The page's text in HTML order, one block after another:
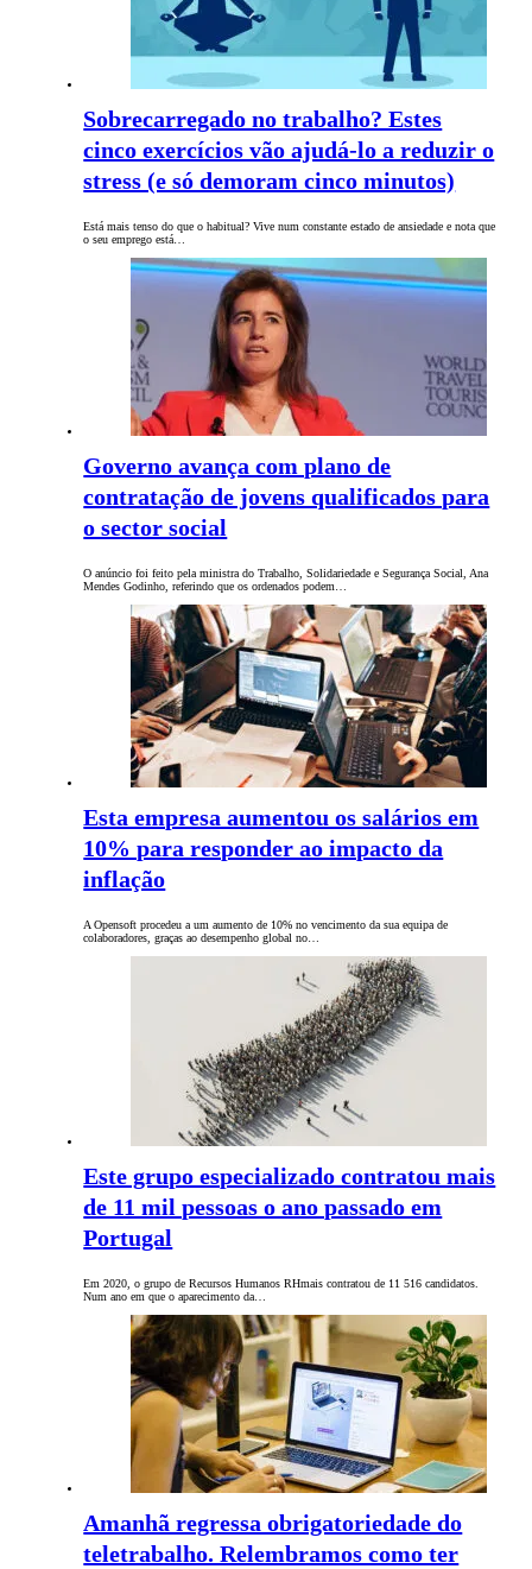
Sobrecarregado no trabalho? Estes
cinco exercícios vão ajudá-lo a reduzir o
stress (e só demoram cinco minutos)
Está mais tenso do que o habitual? Vive num constante estado de ansiedade e nota que
o seu emprego está…
Governo avança com plano de
contratação de jovens qualificados para
o sector social
O anúncio foi feito pela ministra do Trabalho, Solidariedade e Segurança Social, Ana
Mendes Godinho, referindo que os ordenados podem…
Esta empresa aumentou os salários em
10% para responder ao impacto da
inflação
A Opensoft procedeu a um aumento de 10% no vencimento da sua equipa de
colaboradores, graças ao desempenho global no…
Este grupo especializado contratou mais
de 11 mil pessoas o ano passado em
Portugal
Em 2020, o grupo de Recursos Humanos RHmais contratou de 11 516 candidatos.
Num ano em que o aparecimento da…
Amanhã regressa obrigatoriedade do
teletrabalho. Relembramos como ter